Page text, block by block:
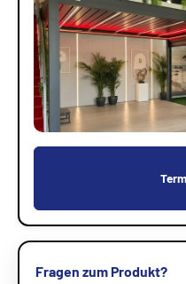
Fragen zum Produkt?